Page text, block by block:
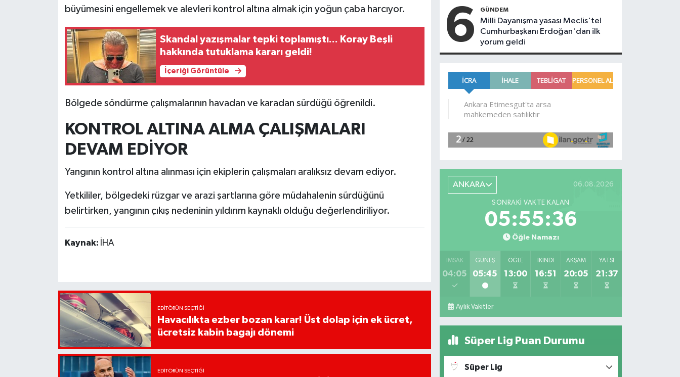
büyümesini engellemek ve alevleri kontrol altına almak için yoğun çaba harcıyor.
Skandal yazışmalar tepki toplamıştı... Koray Beşli
hakkında tutuklama kararı geldi!
İçeriği Görüntüle
Bölgede söndürme çalışmalarının havadan ve karadan sürdüğü öğrenildi.
KONTROL ALTINA ALMA ÇALIŞMALARI
DEVAM EDİYOR
Yangının kontrol altına alınması için ekiplerin çalışmaları aralıksız devam ediyor.
Yetkililer, bölgedeki rüzgar ve arazi şartlarına göre müdahalenin sürdüğünü
belirtirken, yangının çıkış nedeninin yıldırım kaynaklı olduğu değerlendiriliyor.
Kaynak: İHA
EDITÖRÜN SEÇTIĞI
Havacılıkta ezber bozan karar! Üst dolap için ek ücret,
ücretsiz kabin bagajı dönemi
EDITÖRÜN SEÇTIĞI
6 GÜNDEM
Milli Dayanışma yasası Meclis'te!
Cumhurbaşkanı Erdoğan'dan ilk
yorum geldi
ANKARA 06.08.2026
SONRAKI VAKTE KALAN
05:55:35
Öğle Namazı
İMSAK
04:05
GÜNEŞ
05:45
ÖĞLE
13:00
İKINDI
16:51
AKŞAM
20:05
YATSI
21:37
Aylık Vakitler
Süper Lig Puan Durumu
Süper Lig